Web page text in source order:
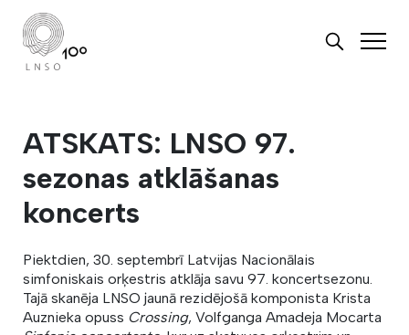
ATSKATS: LNSO 97.
sezonas atklāšanas
koncerts
Piektdien, 30. septembrī Latvijas Nacionālais
simfoniskais orķestris atklāja savu 97. koncertsezonu.
Tajā skanēja LNSO jaunā rezidējošā komponista Krista
Auznieka opuss Crossing, Volfganga Amadeja Mocarta